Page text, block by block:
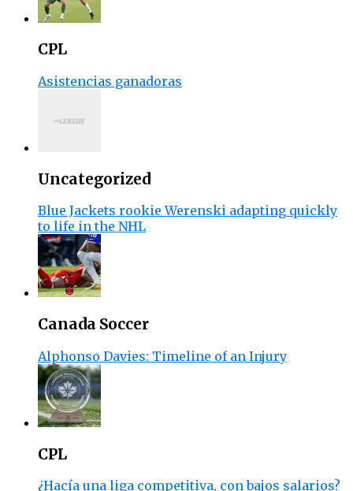
CPL
Asistencias ganadoras
Uncategorized
Blue Jackets rookie Werenski adapting quickly
to life in the NHL
Canada Soccer
Alphonso Davies: Timeline of an Injury
CPL
¿Hacía una liga competitiva, con bajos salarios?